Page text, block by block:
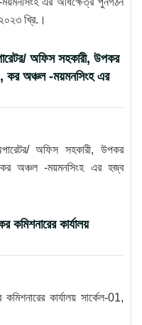
খ্রি.।
অফিস সহকারী, উপকর
কর অঞ্চল -ময়মনসিংহ এর
অফিস সহকারী, উপকর
কর অঞ্চল -ময়মনসিংহ এর হজ্ব
কমিশনারের কার্যালয়
কার্যালয় সার্কেল-01,